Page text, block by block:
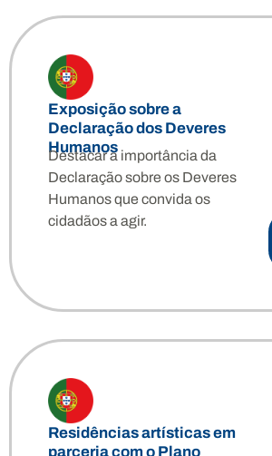
Exposição sobre a
Declaração dos Deveres
Humanos
Destacar a importância da
Declaração sobre os Deveres
Humanos que convida os
cidadãos a agir.
Residências artísticas em
parceria com o Plano